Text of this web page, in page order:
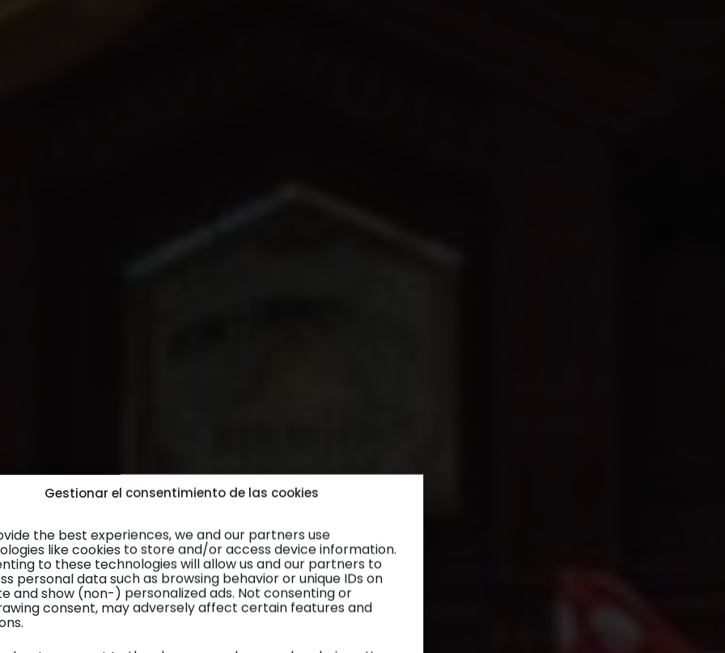
Gestionar el consentimiento de las cookies
the best experiences, we and our partners use
like cookies to store and/or access device information.
to these technologies will allow us and our partners to
personal data such as browsing behavior or unique IDs on
and show (non-) personalized ads. Not consenting or
consent, may adversely affect certain features and